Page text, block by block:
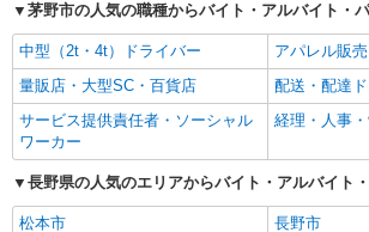
茅野市の人気の職種からバイト・アルバイト・
中型（2t・4t）ドライバー
アパレル販売
量販店・大型SC・百貨店
配送・配達
サービス提供責任者・ソーシャル
ワーカー
経理・人事
長野県の人気のエリアからバイト・アルバイト
松本市
長野市